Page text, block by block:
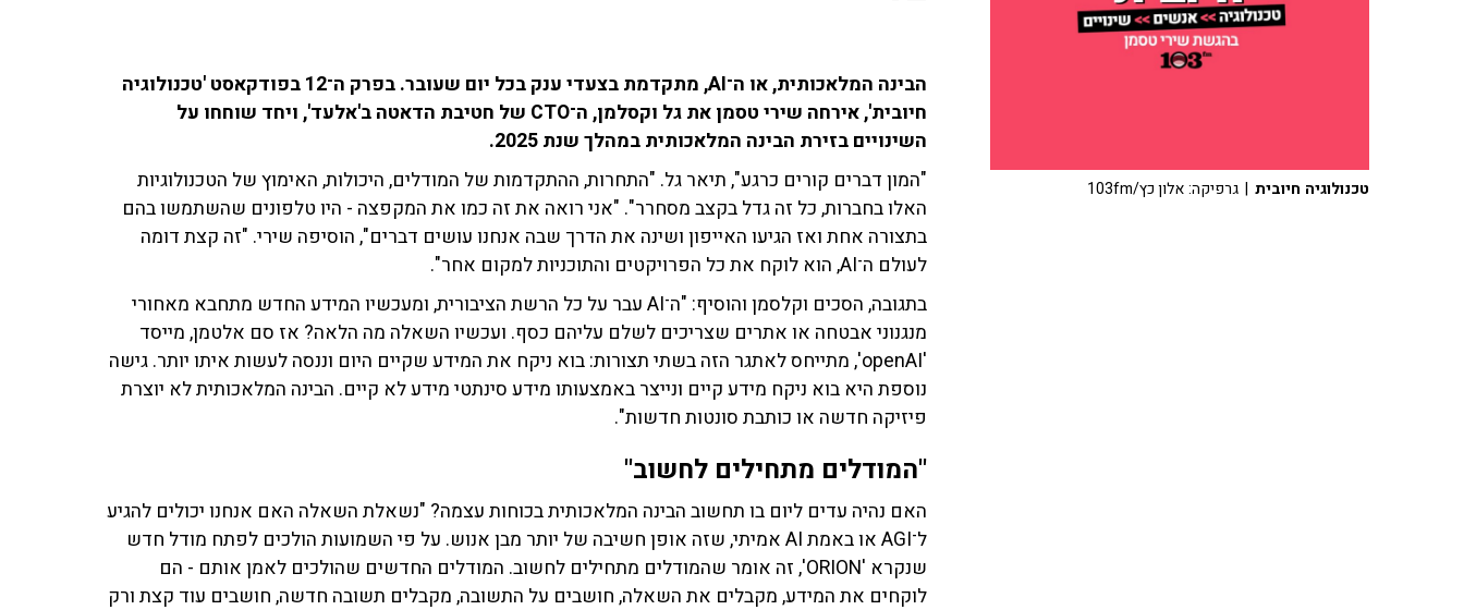
הבינה המלאכותית, או ה־AI, מתקדמת בצעדי ענק בכל יום שעובר. בפרק ה־12 בפודקאסט 'טכנולוגיה
חיובית', אירחה שירי טסמן את גל וקסלמן, ה־CTO של חטיבת הדאטה ב'אלעד', ויחד שוחחו על
השינויים בזירת הבינה המלאכותית במהלך שנת 2025.
"המון דברים קורים כרגע", תיאר גל. "התחרות, ההתקדמות של המודלים, היכולות, האימוץ של הטכנולוגיות
האלו בחברות, כל זה גדל בקצב מסחרר". "אני רואה את זה כמו את המקפצה - היו טלפונים שהשתמשו בהם
בתצורה אחת ואז הגיעו האייפון ושינה את הדרך שבה אנחנו עושים דברים", הוסיפה שירי. "זה קצת דומה
לעולם ה־AI, הוא לוקח את כל הפרויקטים והתוכניות למקום אחר".
בתגובה, הסכים וקלסמן והוסיף: "ה־AI עבר על כל הרשת הציבורית, ומעכשיו המידע החדש מתחבא מאחורי
מנגנוני אבטחה או אתרים שצריכים לשלם עליהם כסף. ועכשיו השאלה מה הלאה? אז סם אלטמן, מייסד
'openAI', מתייחס לאתגר הזה בשתי תצורות: בוא ניקח את המידע שקיים היום וננסה לעשות איתו יותר. גישה
נוספת היא בוא ניקח מידע קיים ונייצר באמצעותו מידע סינתטי מידע לא קיים. הבינה המלאכותית לא יוצרת
פיזיקה חדשה או כותבת סונטות חדשות".
"המודלים מתחילים לחשוב"
האם נהיה עדים ליום בו תחשוב הבינה המלאכותית בכוחות עצמה? "נשאלת השאלה האם אנחנו יכולים להגיע
ל־AGI או באמת AI אמיתי, שזה אופן חשיבה של יותר מבן אנוש. על פי השמועות הולכים לפתח מודל חדש
שנקרא 'ORION', זה אומר שהמודלים מתחילים לחשוב. המודלים החדשים שהולכים לאמן אותם - הם
לוקחים את המידע, מקבלים את השאלה, חושבים על התשובה, מקבלים תשובה חדשה, חושבים עוד קצת ורק
טכנולוגיה חיובית | גרפיקה: אלון כץ/103fm